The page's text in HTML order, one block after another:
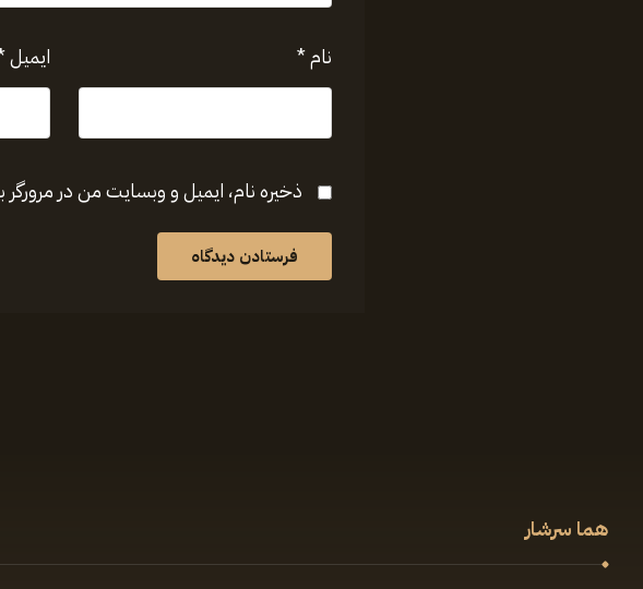
نام* ایمیل
ذخیره نام، ایمیل و وبسایت من در
فرستادن دیدگاه
هما سرشار